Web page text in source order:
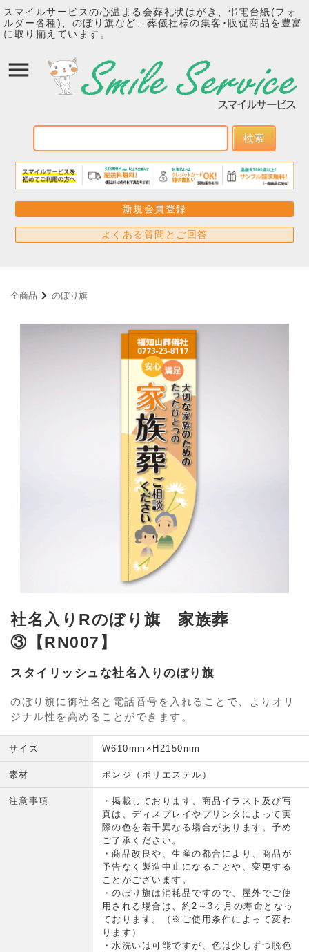
スマイルサービスの心温まる会葬礼状はがき、弔電台紙(フォ
ルダー各種)、のぼり旗など、葬儀社様の集客･販促商品を豊富
に取り揃えています。
検索
新規会員登録
よくある質問とご回答
全商品 のぼり旗
社名入りRのぼり旗 家族葬
③【RN007】
スタイリッシュな社名入りのぼり旗
のぼり旗に御社名と電話番号を入れることで、よりオリ
ジナル性を高めることができます。
サイズ W610mm×H2150mm
素材 ポンジ（ポリエステル）
注意事項
・掲載しております、商品イラスト及び写
真は、ディスプレイやプリンタによって実
際の色を若干異なる場合があります。予め
ご了承ください。
・商品改良や、生産の都合により、商品が
予告なく製造中止になることや、変更する
ことがございます。
・のぼり旗は消耗品ですので、屋外でご使
用される場合は、約2～3ヶ月の寿命となっ
ております。（※ご使用条件によって変わ
ります）
・水洗いは可能ですが、色は少しずつ脱色